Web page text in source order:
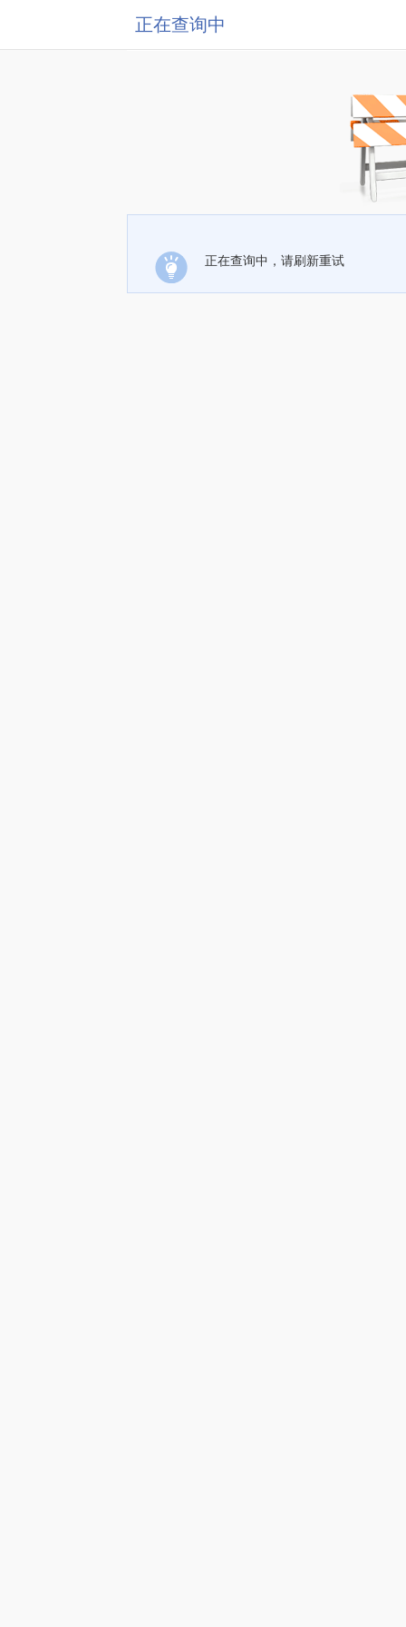
正在查询中
正在查询中，请刷新重试